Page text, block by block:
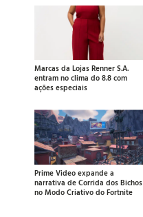
Marcas da Lojas Renner S.A.
entram no clima do 8.8 com
ações especiais
Prime Video expande a
narrativa de Corrida dos Bichos
no Modo Criativo do Fortnite